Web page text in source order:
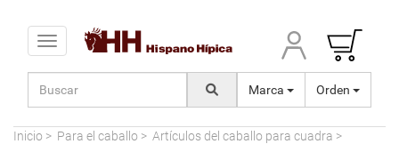
Toggle navigation
Marca Orden
Inicio > Para el caballo > Artículos del caballo para cuadra >